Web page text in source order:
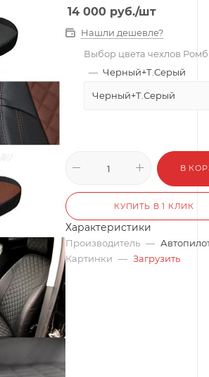
14 000 руб./шт
Нашли дешевле?
Выбор цвета чехлов Ромб
— Черный+Т.Серый
Черный+Т.Серый
В
КУПИТЬ В 1 КЛИК
Характеристики
Производитель —
Картинки — Загрузить